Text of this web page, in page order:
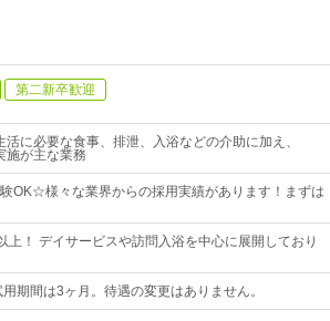
第二新卒歓迎
に必要な食事、排泄、入浴などの介助に加え、
施が主な業務
OK☆様々な業界からの採用実績があります！まずは
！ デイサービスや訪問入浴を中心に展開しており
間は3ヶ月。待遇の変更はありません。